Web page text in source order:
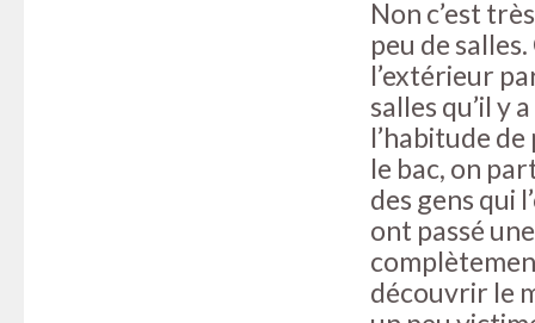
Non c’est
peu de
l’extérieur
salles qu’il y
l’habitude
le bac, on
des gens qui
ont passé
découvrir le